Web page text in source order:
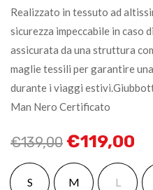
Realizzato in tessuto ad
sicurezza impeccabile in caso
assicurata da una struttura
maglie tessili per garantire
durante i viaggi
Man Nero Certificato
€139,00 €119,00
S M L